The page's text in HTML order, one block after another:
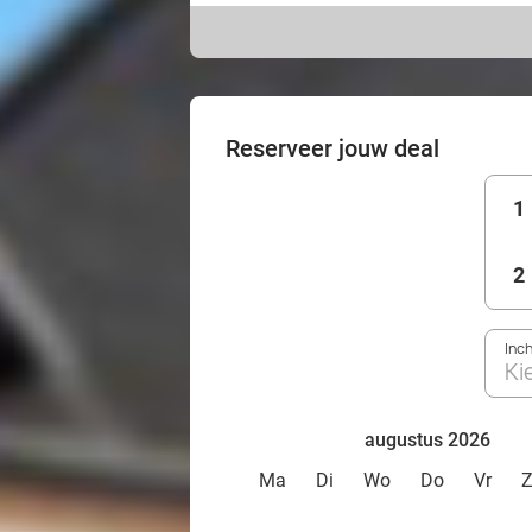
Reserveer jouw deal
1
2
augustus 2026
Ma
Di Wo Do Vr